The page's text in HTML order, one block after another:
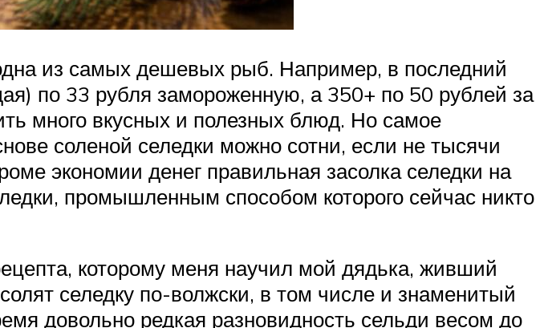
из самых дешевых рыб. Например, в последний
по 33 рубля замороженную, а 350+ по 50 рублей за
много вкусных и полезных блюд. Но самое
соленой селедки можно сотни, если не тысячи
экономии денег правильная засолка селедки на
промышленным способом которого сейчас никто
которому меня научил мой дядька, живший
селедку по-волжски, в том числе и знаменитый
довольно редкая разновидность сельди весом до